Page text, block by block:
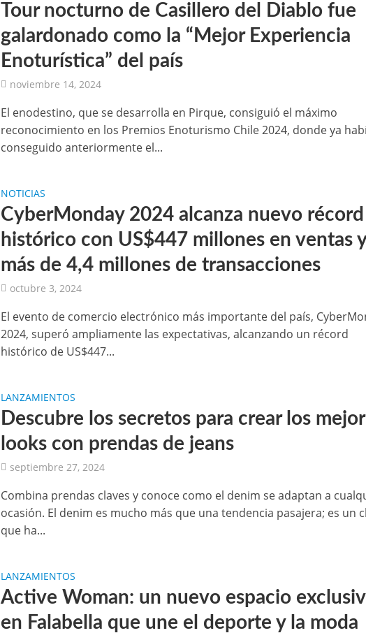
Tour nocturno de Casillero del Diablo fue
galardonado como la “Mejor Experiencia
Enoturística” del país
noviembre 14, 2024
El enodestino, que se desarrolla en Pirque, consiguió el máximo
reconocimiento en los Premios Enoturismo Chile 2024, donde ya
conseguido anteriormente el...
NOTICIAS
CyberMonday 2024 alcanza nuevo récord
histórico con US$447 millones en ventas
más de 4,4 millones de transacciones
octubre 3, 2024
El evento de comercio electrónico más importante del país,
2024, superó ampliamente las expectativas, alcanzando un récord
histórico de US$447...
LANZAMIENTOS
Descubre los secretos para crear los
looks con prendas de jeans
septiembre 27, 2024
Combina prendas claves y conoce como el denim se adaptan a
ocasión. El denim es mucho más que una tendencia pasajera; es un
que ha...
LANZAMIENTOS
Active Woman: un nuevo espacio
en Falabella que une el deporte y la moda